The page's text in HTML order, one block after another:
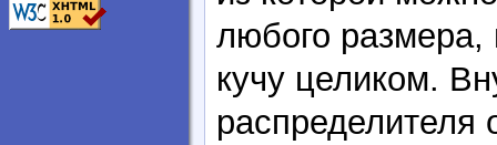
любого
кучу целиком.
распределителя